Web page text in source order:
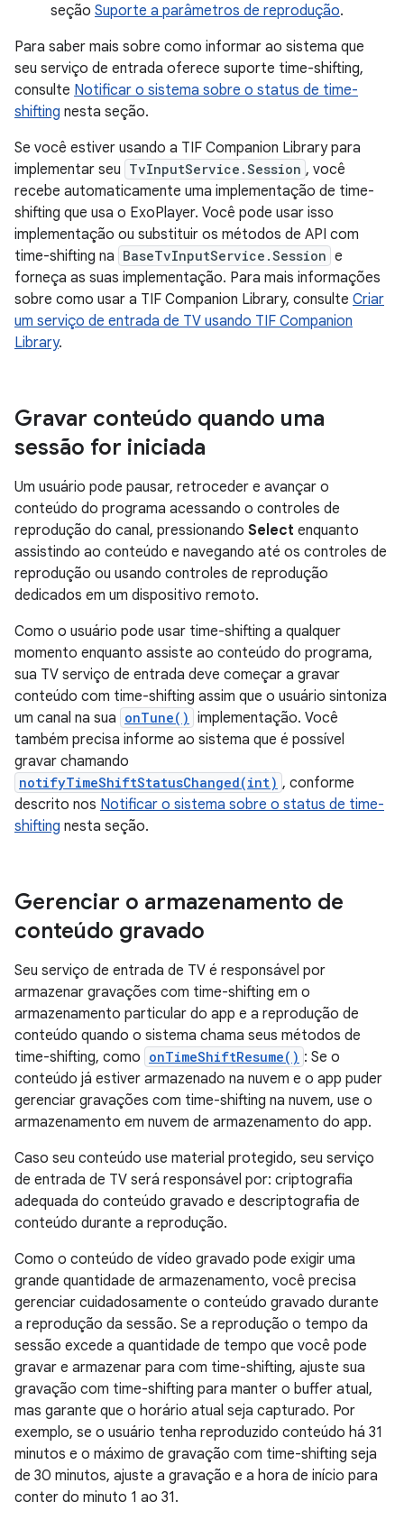
seção Suporte a parâmetros de reprodução.
Para saber mais sobre como informar ao sistema que
seu serviço de entrada oferece suporte time-shifting,
consulte Notificar o sistema sobre o status de time-
shifting nesta seção.
Se você estiver usando a TIF Companion Library para
implementar seu TvInputService.Session , você
recebe automaticamente uma implementação de time-
shifting que usa o ExoPlayer. Você pode usar isso
implementação ou substituir os métodos de API com
time-shifting na BaseTvInputService.Session e
forneça as suas implementação. Para mais informações
sobre como usar a TIF Companion Library, consulte Criar
um serviço de entrada de TV usando TIF Companion
Library.
Gravar conteúdo quando uma
sessão for iniciada
Um usuário pode pausar, retroceder e avançar o
conteúdo do programa acessando o controles de
reprodução do canal, pressionando Select enquanto
assistindo ao conteúdo e navegando até os controles de
reprodução ou usando controles de reprodução
dedicados em um dispositivo remoto.
Como o usuário pode usar time-shifting a qualquer
momento enquanto assiste ao conteúdo do programa,
sua TV serviço de entrada deve começar a gravar
conteúdo com time-shifting assim que o usuário sintoniza
um canal na sua onTune() implementação. Você
também precisa informe ao sistema que é possível
gravar chamando
notifyTimeShiftStatusChanged(int) , conforme
descrito nos Notificar o sistema sobre o status de time-
shifting nesta seção.
Gerenciar o armazenamento de
conteúdo gravado
Seu serviço de entrada de TV é responsável por
armazenar gravações com time-shifting em o
armazenamento particular do app e a reprodução de
conteúdo quando o sistema chama seus métodos de
time-shifting, como onTimeShiftResume() : Se o
conteúdo já estiver armazenado na nuvem e o app puder
gerenciar gravações com time-shifting na nuvem, use o
armazenamento em nuvem de armazenamento do app.
Caso seu conteúdo use material protegido, seu serviço
de entrada de TV será responsável por: criptografia
adequada do conteúdo gravado e descriptografia de
conteúdo durante a reprodução.
Como o conteúdo de vídeo gravado pode exigir uma
grande quantidade de armazenamento, você precisa
gerenciar cuidadosamente o conteúdo gravado durante
a reprodução da sessão. Se a reprodução o tempo da
sessão excede a quantidade de tempo que você pode
gravar e armazenar para com time-shifting, ajuste sua
gravação com time-shifting para manter o buffer atual,
mas garante que o horário atual seja capturado. Por
exemplo, se o usuário tenha reproduzido conteúdo há 31
minutos e o máximo de gravação com time-shifting seja
de 30 minutos, ajuste a gravação e a hora de início para
conter do minuto 1 ao 31.